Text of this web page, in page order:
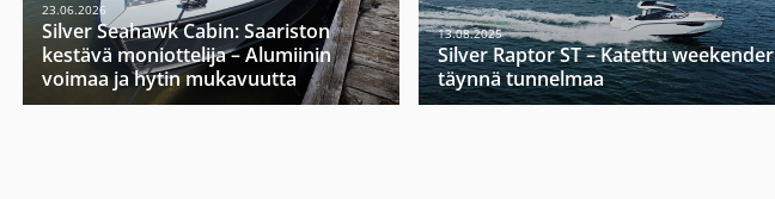
23.06.2026
Silver Seahawk Cabin: Saariston
kestävä moniottelija – Alumiinin
voimaa ja hytin mukavuutta
13.08.2025
Silver Raptor ST – Katettu weekender
täynnä tunnelmaa